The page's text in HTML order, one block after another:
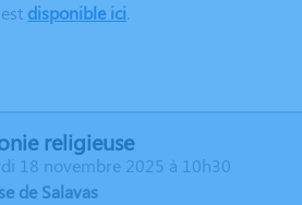
disponible ici.
religieuse
18 novembre 2025 à 10h30
de Salavas